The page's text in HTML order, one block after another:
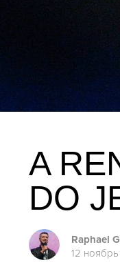
A
DO
Raphael
12